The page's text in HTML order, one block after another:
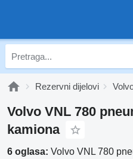
Rezervni dijelovi
Volvo VNL 780
kamiona
6 oglasa: Volvo VNL 780